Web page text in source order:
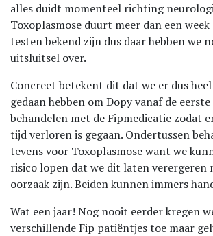
alles duidt momenteel richting
Toxoplasmose duurt meer dan een
testen bekend zijn dus daar hebben we
uitsluitsel over.
Concreet betekent dit dat we er dus
gedaan hebben om Dopy vanaf de
behandelen met de Fipmedicatie zodat
tijd verloren is gegaan. Ondertussen
tevens voor Toxoplasmose want we
risico lopen dat we dit laten verergeren
oorzaak zijn. Beiden kunnen immers
Wat een jaar! Nog nooit eerder kregen
verschillende Fip patiëntjes toe maar